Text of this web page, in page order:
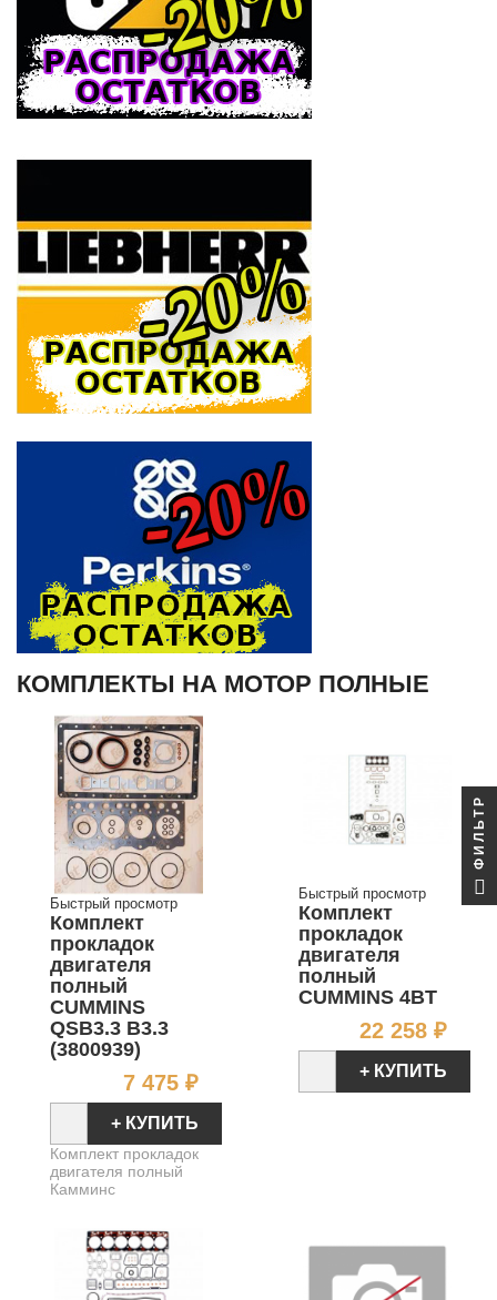
КОМПЛЕКТЫ НА МОТОР ПОЛНЫЕ
Быстрый просмотр
Комплект
прокладок
двигателя
полный
CUMMINS
QSB3.3 B3.3
(3800939)
7 475 ₽Цена
+ КУПИТЬ
Комплект прокладок
двигателя полный
Камминс
Быстрый просмотр
Комплект
прокладок
двигателя
полный
CUMMINS 4BT
22 258 ₽
+ КУПИТЬ
ФИЛЬТР